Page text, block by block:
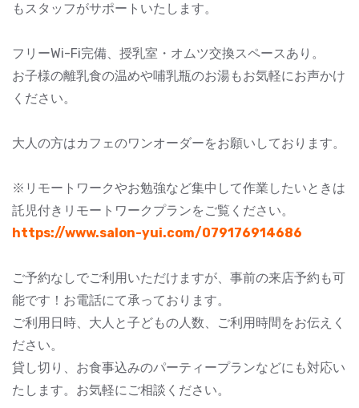
もスタッフがサポートいたします。
フリーWi-Fi完備、授乳室・オムツ交換スペースあり。
お子様の離乳食の温めや哺乳瓶のお湯もお気軽にお声かけ
ください。
大人の方はカフェのワンオーダーをお願いしております。
※リモートワークやお勉強など集中して作業したいときは
託児付きリモートワークプランをご覧ください。
https://www.salon-yui.com/079176914686
ご予約なしでご利用いただけますが、事前の来店予約も可
能です！お電話にて承っております。
ご利用日時、大人と子どもの人数、ご利用時間をお伝えく
ださい。
貸し切り、お食事込みのパーティープランなどにも対応い
たします。お気軽にご相談ください。